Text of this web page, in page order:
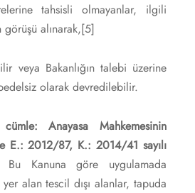
tahsisli olmayanlar, ilgili
alınarak,[5]
veya Bakanlığın talebi üzerine
olarak devredilebilir.
Anayasa Mahkemesinin
E.: 2012/87, K.: 2014/41 sayılı
Kanuna göre uygulamada
alan tescil dışı alanlar, tapuda